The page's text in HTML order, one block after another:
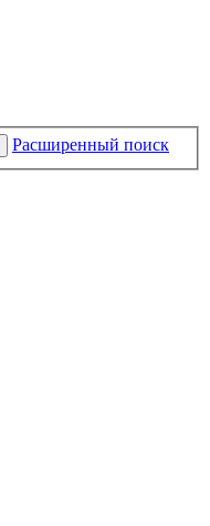
Расширенный поиск